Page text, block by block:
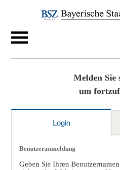
Melden Sie
um
Login
Benutzeranmeldung
Geben Sie Ihren